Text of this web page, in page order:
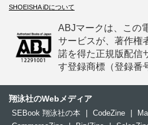
SHOEISHA iDについて
ABJマークは、この
サービスが、著作権
諾を得た正規版配信
す登録商標（登録番
翔泳社のWebメディア
SEBook 翔泳社の本 CodeZine